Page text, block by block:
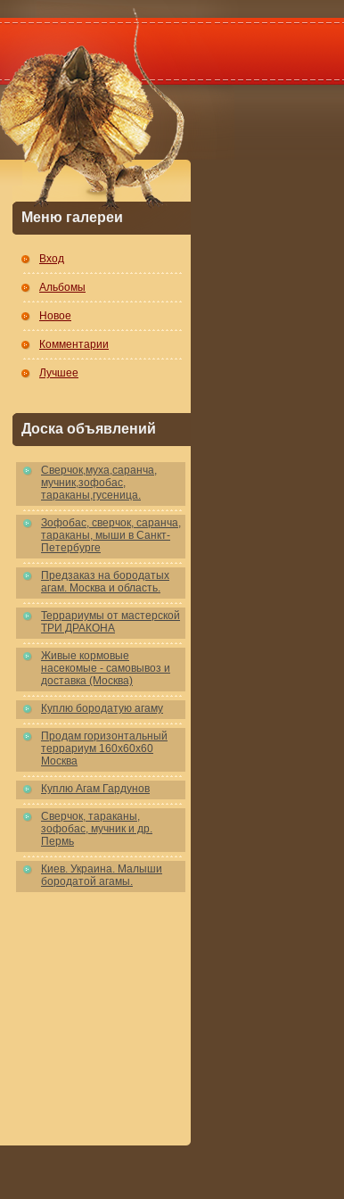
Меню галереи
Вход
Альбомы
Новое
Комментарии
Лучшее
Доска объявлений
Cверчок,муха,саранча,
мучник,зофобас,
тараканы,гусеница.
Зофобас, сверчок, саранча,
тараканы, мыши в Санкт-
Петербурге
Предзаказ на бородатых
агам. Москва и область.
Террариумы от мастерской
ТРИ ДРАКОНА
Живые кормовые
насекомые - самовывоз и
доставка (Москва)
Куплю бородатую агаму
Продам горизонтальный
террариум 160x60x60
Москва
Куплю Агам Гардунов
Сверчок, тараканы,
зофобас, мучник и др.
Пермь
Киев. Украина. Малыши
бородатой агамы.